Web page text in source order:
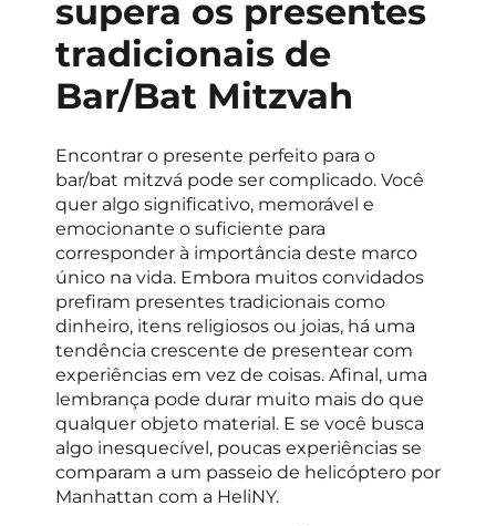
supera os presentes
tradicionais de
Bar/Bat Mitzvah
Encontrar o presente perfeito para o
bar/bat mitzvá pode ser complicado. Você
quer algo significativo, memorável e
emocionante o suficiente para
corresponder à importância deste marco
único na vida. Embora muitos convidados
prefiram presentes tradicionais como
dinheiro, itens religiosos ou joias, há uma
tendência crescente de presentear com
experiências em vez de coisas. Afinal, uma
lembrança pode durar muito mais do que
qualquer objeto material. E se você busca
algo inesquecível, poucas experiências se
comparam a um passeio de helicóptero por
Manhattan com a HeliNY.